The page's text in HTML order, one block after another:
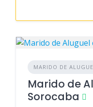
MARIDO DE
Marido de
Sorocaba